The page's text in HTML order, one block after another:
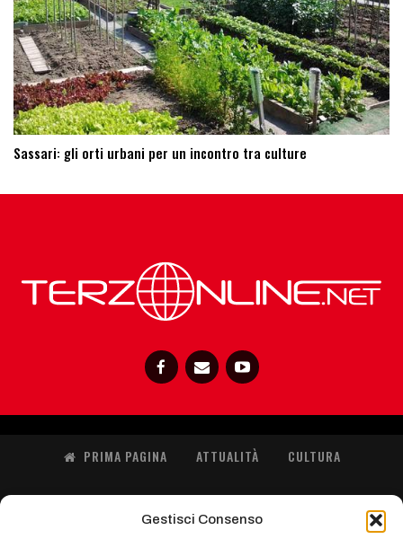
Gestisci Consenso
Sassari: ​gli orti urbani per un incontro tra culture
PRIMA PAGINA ATTUALITÀ CULTURA
SOS ITS ISTRUZIONE POLITICA SANITA’